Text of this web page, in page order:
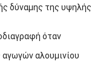
δύναμης της υψηλής
όταν
αλουμινίου